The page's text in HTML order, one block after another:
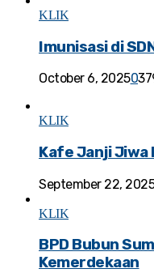
KLIK
Imunisasi di
October 6, 20250
KLIK
Kafe Janji Jiwa
September 22, 2025
KLIK
BPD Bubun
Kemerdekaan